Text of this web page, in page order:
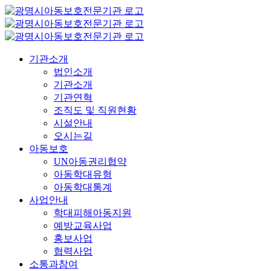
콘
텐
츠
기관소개
법인소개
기관소개
기관연혁
조직도 및 직원현황
시설안내
오시는길
아동보호
UN아동권리협약
아동학대유형
아동학대통계
사업안내
학대피해아동지원
예방교육사업
홍보사업
협력사업
소통과참여